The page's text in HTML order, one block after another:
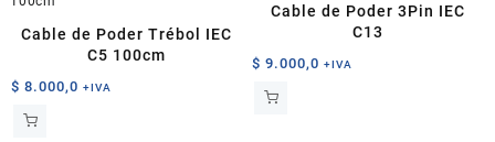
Cable de Poder Trébol IEC
C5 100cm
$ 8.000,0 +IVA
Cable de Poder 3Pin IEC
C13
$ 9.000,0 +IVA